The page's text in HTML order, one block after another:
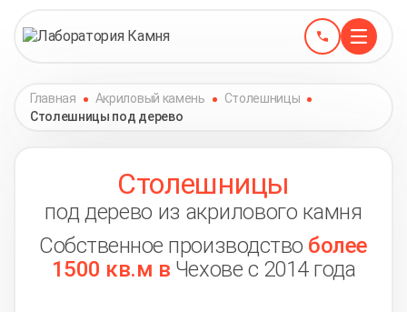
Главная Акриловый камень
Столешницы
Столешницы под дерево
Столешницы
под дерево из акрилового камня
Собственное производство более
1500 кв.м в Чехове с 2014 года